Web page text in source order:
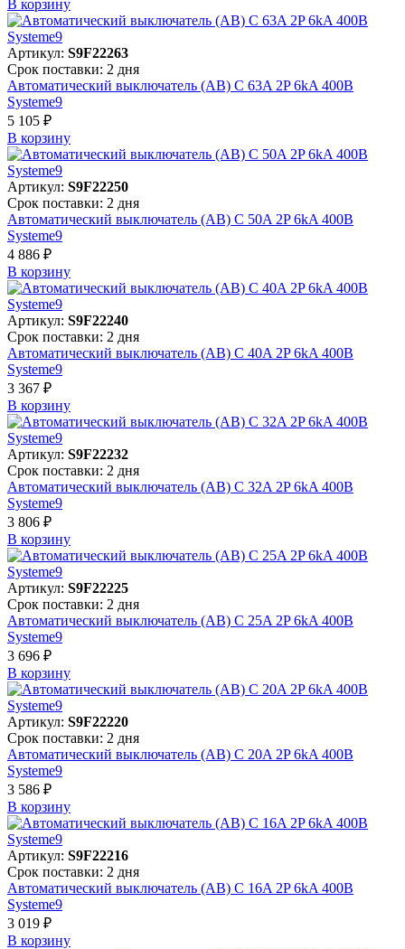
В корзинy
Артикул: S9F22263
Срок поставки: 2 дня
Автоматический выключатель (АВ) C 63A 2P 6kA 400В
Systeme9
5 105 ₽
В корзинy
Артикул: S9F22250
Срок поставки: 2 дня
Автоматический выключатель (АВ) C 50A 2P 6kA 400В
Systeme9
4 886 ₽
В корзинy
Артикул: S9F22240
Срок поставки: 2 дня
Автоматический выключатель (АВ) C 40A 2P 6kA 400В
Systeme9
3 367 ₽
В корзинy
Артикул: S9F22232
Срок поставки: 2 дня
Автоматический выключатель (АВ) C 32A 2P 6kA 400В
Systeme9
3 806 ₽
В корзинy
Артикул: S9F22225
Срок поставки: 2 дня
Автоматический выключатель (АВ) C 25A 2P 6kA 400В
Systeme9
3 696 ₽
В корзинy
Артикул: S9F22220
Срок поставки: 2 дня
Автоматический выключатель (АВ) C 20A 2P 6kA 400В
Systeme9
3 586 ₽
В корзинy
Артикул: S9F22216
Срок поставки: 2 дня
Автоматический выключатель (АВ) C 16A 2P 6kA 400В
Systeme9
3 019 ₽
В корзинy